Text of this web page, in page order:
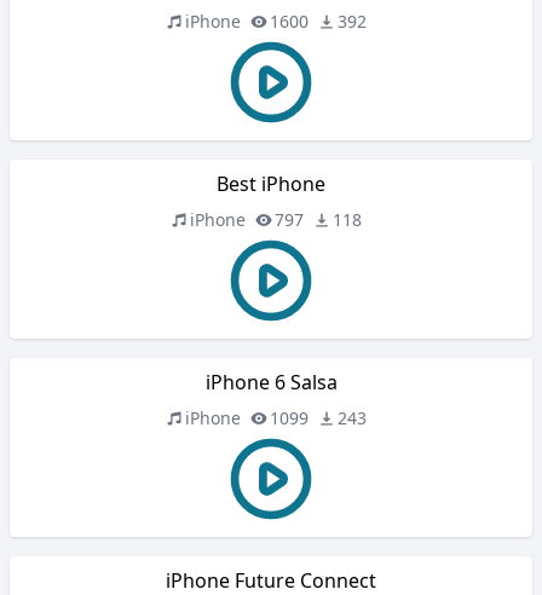
iPhone 1600 392
Best iPhone
iPhone 797 118
iPhone 6 Salsa
iPhone 1099 243
iPhone Future Connect